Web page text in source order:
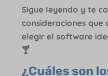
Sigue leyendo y te
consideraciones que
elegir el software
🍸
¿Cuáles son